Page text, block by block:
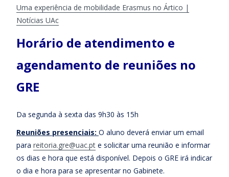
Uma experiência de mobilidade Erasmus no Ártico |
Notícias UAc
Horário de atendimento e
agendamento de reuniões no
GRE
Da segunda à sexta das 9h30 às 15h
Reuniões presenciais: O aluno deverá enviar um email
para reitoria.gre@uac.pt e solicitar uma reunião e informar
os dias e hora que está disponível. Depois o GRE irá indicar
o dia e hora para se apresentar no Gabinete.